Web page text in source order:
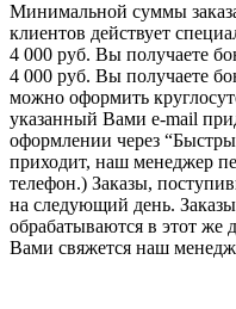
Минимальной суммы
клиентов действует
4 000 руб. Вы получаете
4 000 руб. Вы получаете
можно оформить
указанный Вами e-mail
оформлении через
приходит, наш менеджер
телефон.) Заказы,
на следующий день.
обрабатываются в этот же
Вами свяжется наш